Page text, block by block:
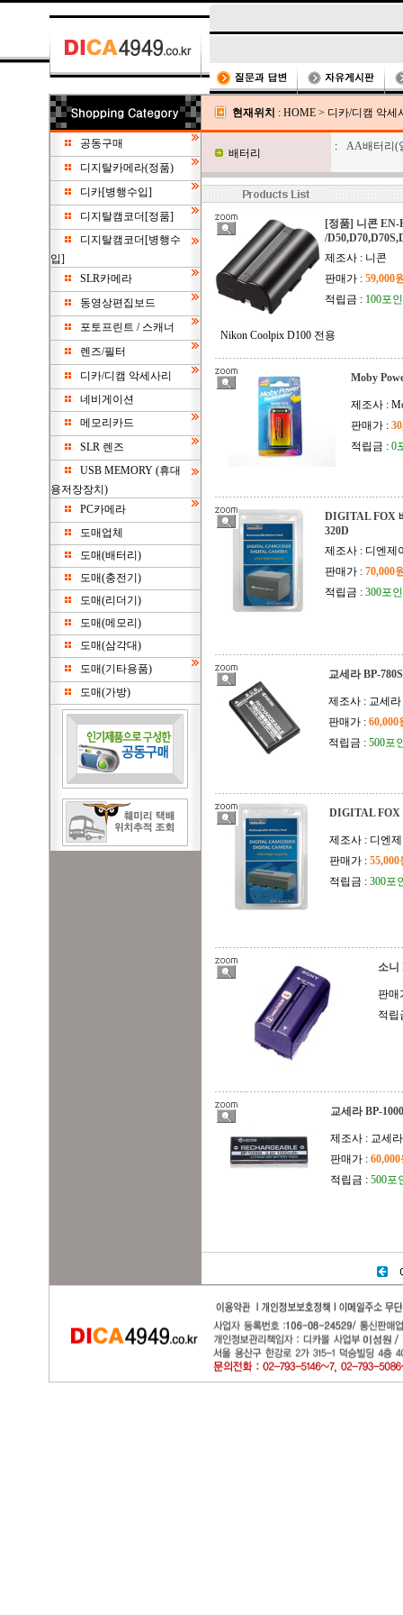
공동구매
디지탈카메라(정품)
디카[병행수입]
디지탈캠코더[정품]
디지탈캠코더[병행수
입]
SLR카메라
동영상편집보드
포토프린트 / 스캐너
렌즈/필터
디카/디캠 악세사리
네비게이션
메모리카드
SLR 렌즈
USB MEMORY (휴대
용저장장치)
PC카메라
도매업체
도매(배터리)
도매(충전기)
도매(리더기)
도매(메모리)
도매(삼각대)
도매(기타용품)
도매(가방)
현재위치 : HOME > 디카/디캠 악세
배터리
: AA배터리(
[정품] 니콘 EN-
/
제조사 : 니콘
판매가 : 59,000
적립금 : 100포
Nikon Coolpix D100 전용
Moby
제조사 :
판매가 :
적립금 : 0
DIGITAL FOX
320D
제조사 : 디엔제
판매가 : 70,000
적립금 : 300포
교세라 BP-
제조사 : 교세라
판매가 : 60,000
적립금 : 500포
DIGITAL FOX
제조사 : 디엔
판매가 : 55,000
적립금 : 300포
소니
판매
적
교세라 BP-
제조사 : 교세라
판매가 : 60,000
적립금 : 500포